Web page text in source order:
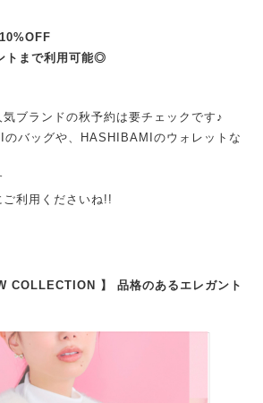
トまで利用可能◎
ブランドの秋予約は要チェックです♪
のバッグや、HASHIBAMIのウォレットな
利用くださいね!!
COLLECTION 】 品格のあるエレガント